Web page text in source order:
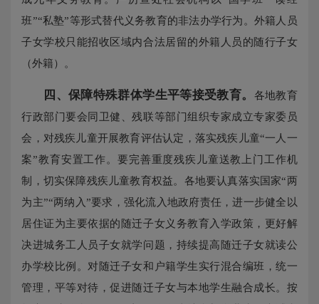
班”“私塾”等形式替代义务教育的非法办学行为。外籍人员
子女学校只能招收区域内合法居留的外籍人员的随行子女
（外籍）。
四、 保障特殊群体学生平等接受教育。 各地教育
行政部门要会同卫健、残联等部门组织专家成立专家委员
会，对残疾儿童开展教育评估认定，落实残疾儿童“一人一
案”教育安置工作。要完善重度残疾儿童送教上门工作机
制，切实保障残疾儿童教育权益。各地要认真落实国家“两
为主”“两纳入”要求，强化流入地政府责任，进一步健全以
居住证为主要依据的随迁子女义务教育入学政策，更好解
决进城务工人员子女就学问题，持续提高随迁子女就读公
办学校比例。对随迁子女和户籍学生实行混合编班，统一
管理，平等对待，促进随迁子女与本地学生融合成长。按